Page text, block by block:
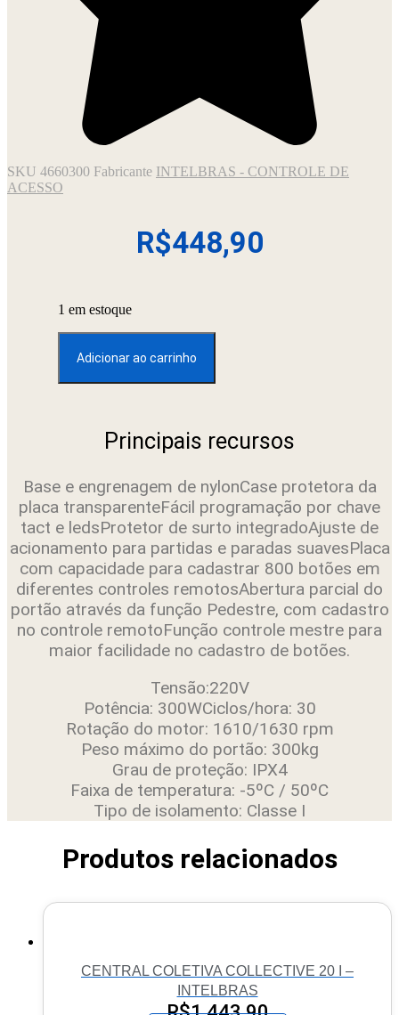
SKU 4660300 Fabricante INTELBRAS - CONTROLE DE
ACESSO
R$448,90
1 em estoque
AUTOMATIZADOR
220V
quantidade
Adicionar ao carrinho
Principais recursos
Base e engrenagem de nylonCase protetora da
placa transparenteFácil programação por chave
tact e ledsProtetor de surto integradoAjuste de
acionamento para partidas e paradas suavesPlaca
com capacidade para cadastrar 800 botões em
diferentes controles remotosAbertura parcial do
portão através da função Pedestre, com cadastro
no controle remotoFunção controle mestre para
maior facilidade no cadastro de botões.
Tensão:220V
Potência: 300WCiclos/hora: 30
Rotação do motor: 1610/1630 rpm
Peso máximo do portão: 300kg
Grau de proteção: IPX4
Faixa de temperatura: -5ºC / 50ºC
Tipo de isolamento: Classe I
Produtos relacionados
CENTRAL COLETIVA COLLECTIVE 20 I –
INTELBRAS